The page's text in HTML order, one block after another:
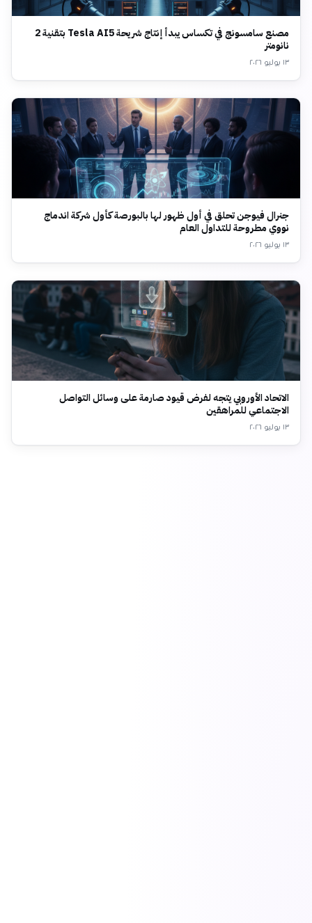
مصنع سامسونج في تكساس يبدأ إنتاج شريحة Tesla AI5 بتقنية 2
نانومتر
١٣ يوليو ٢٠٢٦
جنرال فيوجن تحلق في أول ظهور لها بالبورصة كأول شركة اندماج
نووي مطروحة للتداول العام
١٣ يوليو ٢٠٢٦
الاتحاد الأوروبي يتجه لفرض قيود صارمة على وسائل التواصل
الاجتماعي للمراهقين
١٣ يوليو ٢٠٢٦